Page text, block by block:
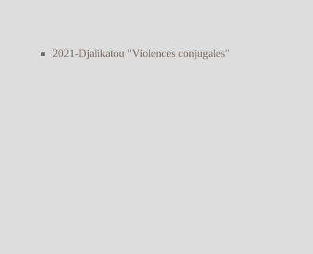
2021-Djalikatou "Violences conjugales"